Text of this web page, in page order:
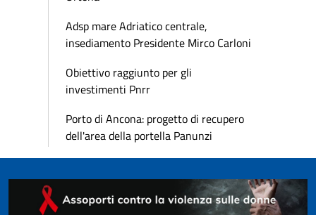
Adsp mare Adriatico centrale,
insediamento Presidente Mirco Carloni
Obiettivo raggiunto per gli
investimenti Pnrr
Porto di Ancona: progetto di recupero
dell'area della portella Panunzi